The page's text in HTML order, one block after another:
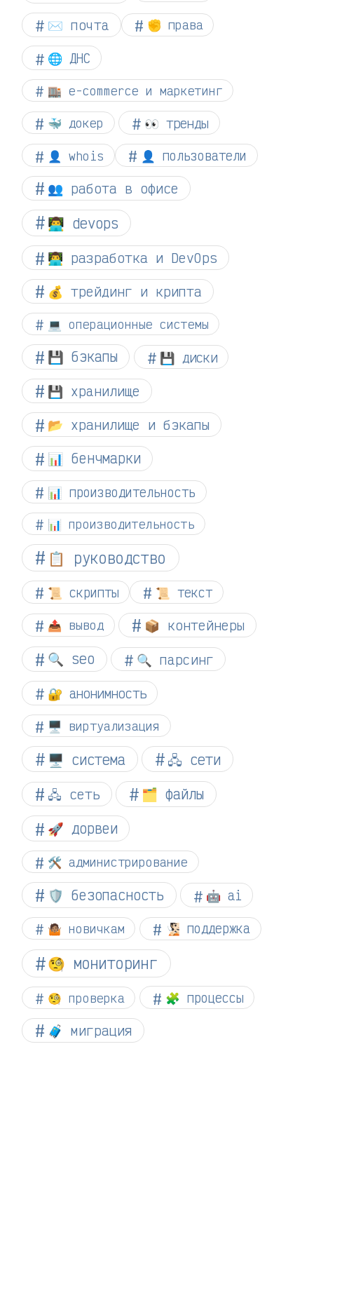
✉️ почта ✊ права
🌐 ДНС
🏬 e-commerce и маркетинг
🐳 докер 👀 тренды
👤 whois 👤 пользователи
👥 работа в офисе
👨‍💻 devops
👨‍💻 разработка и DevOps
💰 трейдинг и крипта
💻 операционные системы
💾 бэкапы 💾 диски
💾 хранилище
📂 хранилище и бэкапы
📊 бенчмарки
📊 производительность
📊 производительность
📋 руководство
📜 скрипты 📜 текст
📤 вывод 📦 контейнеры
🔍 seo 🔍 парсинг
🔐 анонимность
🖥️ виртуализация
🖥️ система 🖧 сети
🖧 сеть 🗂️ файлы
🚀 дорвеи
🛠️ администрирование
🛡️ безопасность 🤖 ai
🤷🏽 новичкам 🧏🏻 поддержка
🧐 мониторинг
🧐 проверка 🧩 процессы
🧳 миграция